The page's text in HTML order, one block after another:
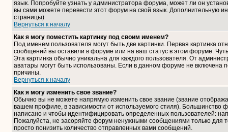
язык. Попробуйте узнать у администратора форума, может ли он
вы сами можете перевести этот форум на свой язык. Дополнительную
страницы)
Вернуться к началу
Как я могу поместить картинку под своим именем?
Под именем пользователя могут быть две картинки. Первая картинка
сообщений вы оставили в форуме или на ваш статус в этом форуме.
Эта картинка обычно уникальна для каждого пользователя. От
аватары могут быть использованы. Если в данном форуме не включена
причины.
Вернуться к началу
Как я могу изменить свое звание?
Обычно вы не можете напрямую изменить свое звание (звание
вашем профиле, в зависимости от используемого стиля). Большинство
написано и чтобы идентифицировать определенных пользователей:
Пожалуйста, не засоряйте форум ненужными сообщениями только для
просто понизить количество отправленных вами сообщений.